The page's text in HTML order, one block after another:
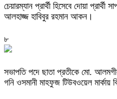
চেয়ারম্যান প্রার্থী হিসেবে দোয়া
আলহাজ্জ হাবিবুর রহমান আকন।
৮
সভাপতি পদে ছাতা প্রতীকে মো.
গনি ওসমানী মাহফুজ টিউবওয়েল মার্কায়